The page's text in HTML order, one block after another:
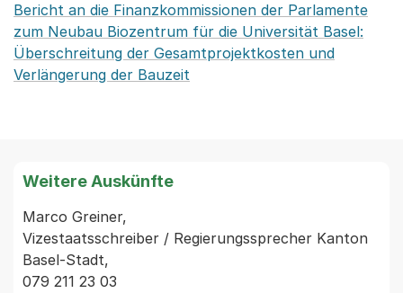
Bericht an die Finanzkommissionen der Parlamente
zum Neubau Biozentrum für die Universität Basel:
Überschreitung der Gesamtprojektkosten und
Verlängerung der Bauzeit
Weitere Auskünfte
Marco Greiner,
Vizestaatsschreiber / Regierungssprecher Kanton
Basel-Stadt,
079 211 23 03